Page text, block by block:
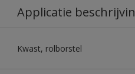
Applicatie
Kwast, rolborstel